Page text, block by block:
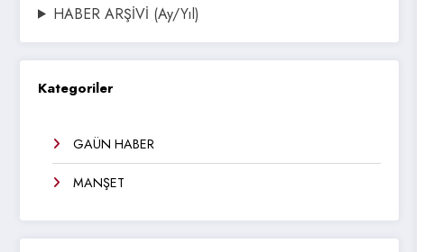
HABER ARŞİVİ (Ay/Yıl)
Kategoriler
GAÜN HABER
MANŞET